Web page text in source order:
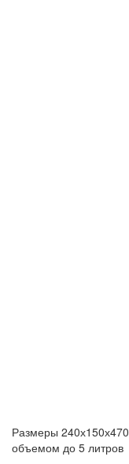
Размеры
объемом до 5 литров